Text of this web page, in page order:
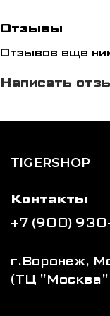
жилетом,
Отзывы
Отзывов еще
Написать
TIGERSHOP
Контакты
+7 (900)
г.Воронеж,
(ТЦ "Москва"